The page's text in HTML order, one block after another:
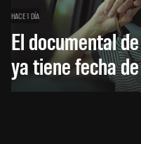
HACE 1 DÍA
El documental
ya tiene fecha